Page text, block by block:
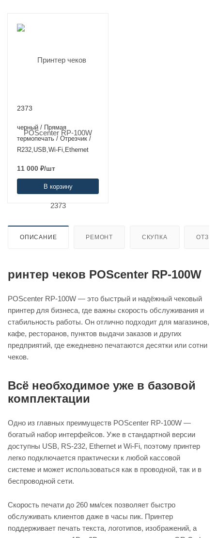
2373
черный / Прямая
термопечать / Отрезчик /
R232,USB,Wi-Fi,Ethernet
11 000 ₽/шт
В корзину
ОПИСАНИЕ РЕМОНТ СКУПКА
ринтер чеков POScenter RP-100W
POScenter RP-100W — это быстрый и надёжный чековый
принтер для бизнеса, где важны скорость обслуживания и
стабильность работы. Он отлично подходит для магазинов,
кафе, ресторанов, пунктов выдачи заказов и других
предприятий, где ежедневно печатаются десятки или сотни
чеков.
Всё необходимое уже в базовой
комплектации
Одно из главных преимуществ POScenter RP-100W —
богатый набор интерфейсов. Уже в стандартной версии
доступны USB, RS-232, Ethernet и Wi-Fi, поэтому принтер
легко подключается практически к любой кассовой
системе и может использоваться как в проводной, так и в
беспроводной сети.
Скорость печати до 260 мм/сек позволяет быстро
обслуживать клиентов даже в часы пик. Принтер
поддерживает печать текста, логотипов, изображений, а